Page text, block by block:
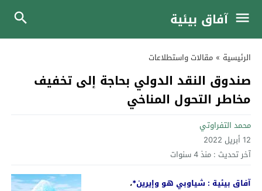
آفاق بيئية
الرئيسية » مقالات واستطلاعات
صندوق النقد الدولي بحاجة إلى تخفيف
مخاطر التحول المناخي
محمد التفراوتي
12 أبريل 2022
آخر تحديث : منذ 4 سنوات
آفاق بيئية : شياوبي هو وإيرين*،